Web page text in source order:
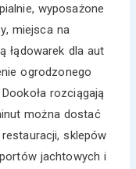
wyposażone
miejsca na
łądowarek dla aut
ogrodzonego
rozciągają
można dostać
sklepów
jachtowych i